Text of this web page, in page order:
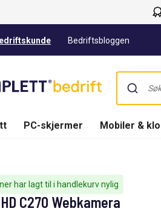
Bedriftsbloggen
PC-skjermer Mobiler &
har lagt til i handlekurv nylig
C270 Webkamera